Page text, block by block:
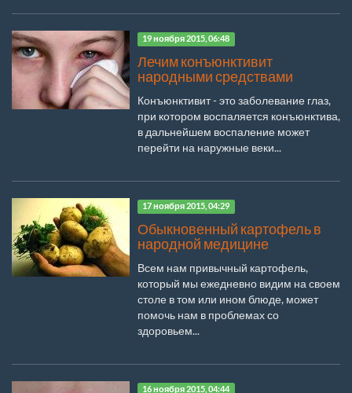
19 ноября 2015, 06:48
Лечим конъюнктивит
народными средствами
Конъюнктивит - это заболевание глаз,
при котором воспаляется конъюнктива,
в дальнейшем воспаление может
перейти на наружные веки...
17 ноября 2015, 04:29
Обыкновенный картофель в
народной медицине
Всем нам привычный картофель,
который мы ежедневно видим на своем
столе в том или ином блюде, может
помочь нам в проблемах со
здоровьем...
16 ноября 2015, 04:44